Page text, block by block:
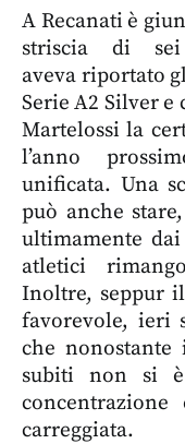
A Recanati è
striscia di
aveva riportato
Serie A2 Silver e
Martelossi la
l’anno
unificata. Una
può anche
ultimamente
atletici
Inoltre, seppur
favorevole, ieri
che
subiti non si è
carreggiata.